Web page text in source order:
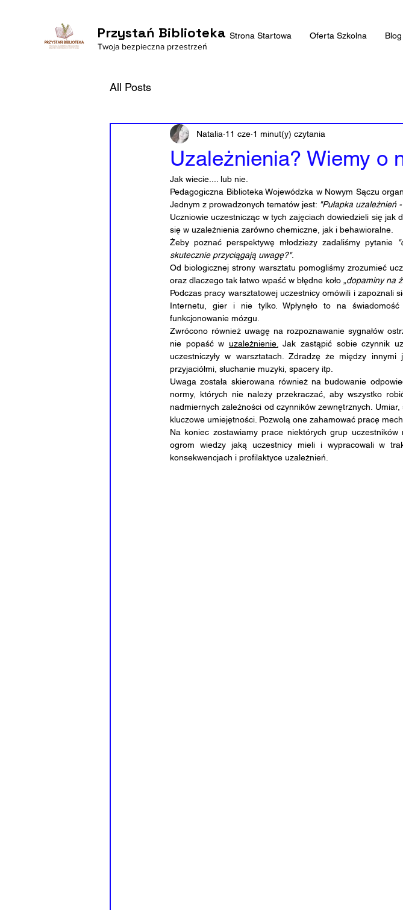
Przystań Biblioteka
Twoja bezpieczna przestrzeń
Strona Startowa Oferta Szkolna Blog
All Posts
Uzależnienia? Wiemy o
Natalia 11 cze 1 minut(y) czytania
Jak wiecie.... lub nie.
Pedagogiczna Biblioteka Wojewódzka w Nowym Sączu
Jednym z prowadzonych tematów jest: "Pułapka uzależnień
Uczniowie uczestnicząc w tych zajęciach dowiedzieli się jak
się w uzależnienia zarówno chemiczne, jak i behawioralne.
Żeby poznać perspektywę młodzieży zadaliśmy pytanie
skutecznie przyciągają uwagę?".
Od biologicznej strony warsztatu pomogliśmy zrozumieć
oraz dlaczego tak łatwo wpaść w błędne koło „dopaminy na
Podczas pracy warsztatowej uczestnicy omówili i zapoznali
Internetu, gier i nie tylko. Wpłynęło to na
funkcjonowanie mózgu.
Zwrócono również uwagę na rozpoznawanie sygnałów
nie popaść w uzależnienie.
Jak zastąpić sobie czynnik
uczestniczyły w warsztatach. Zdradzę że między
przyjaciółmi, słuchanie muzyki, spacery itp.
Uwaga została skierowana również na budowanie
normy, których nie należy przekraczać, aby wszystko
nadmiernych zależności od czynników zewnętrznych.
kluczowe umiejętności. Pozwolą one zahamować pracę
Na koniec zostawiamy prace niektórych grup
ogrom wiedzy jaką uczestnicy mieli i wypracowali w
konsekwencjach i profilaktyce uzależnień.